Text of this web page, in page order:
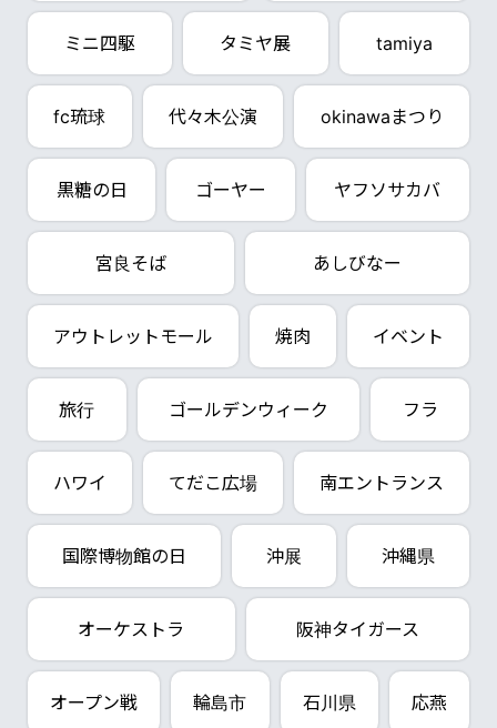
ミニ四駆 タミヤ展 tamiya
fc琉球 代々木公演 okinawaまつり
黒糖の日 ゴーヤー ヤフソサカバ
宮良そば あしびなー
アウトレットモール 焼肉 イベント
旅行 ゴールデンウィーク フラ
ハワイ てだこ広場 南エントランス
国際博物館の日 沖展 沖縄県
オーケストラ 阪神タイガース
オープン戦 輪島市 石川県 応燕